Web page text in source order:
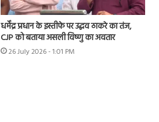
धर्मेंद्र प्रधान के इस्तीफे पर उद्धव ठाकरे का तंज,
CJP को बताया असली विष्णु का अवतार
26 July 2026 - 1:01 PM